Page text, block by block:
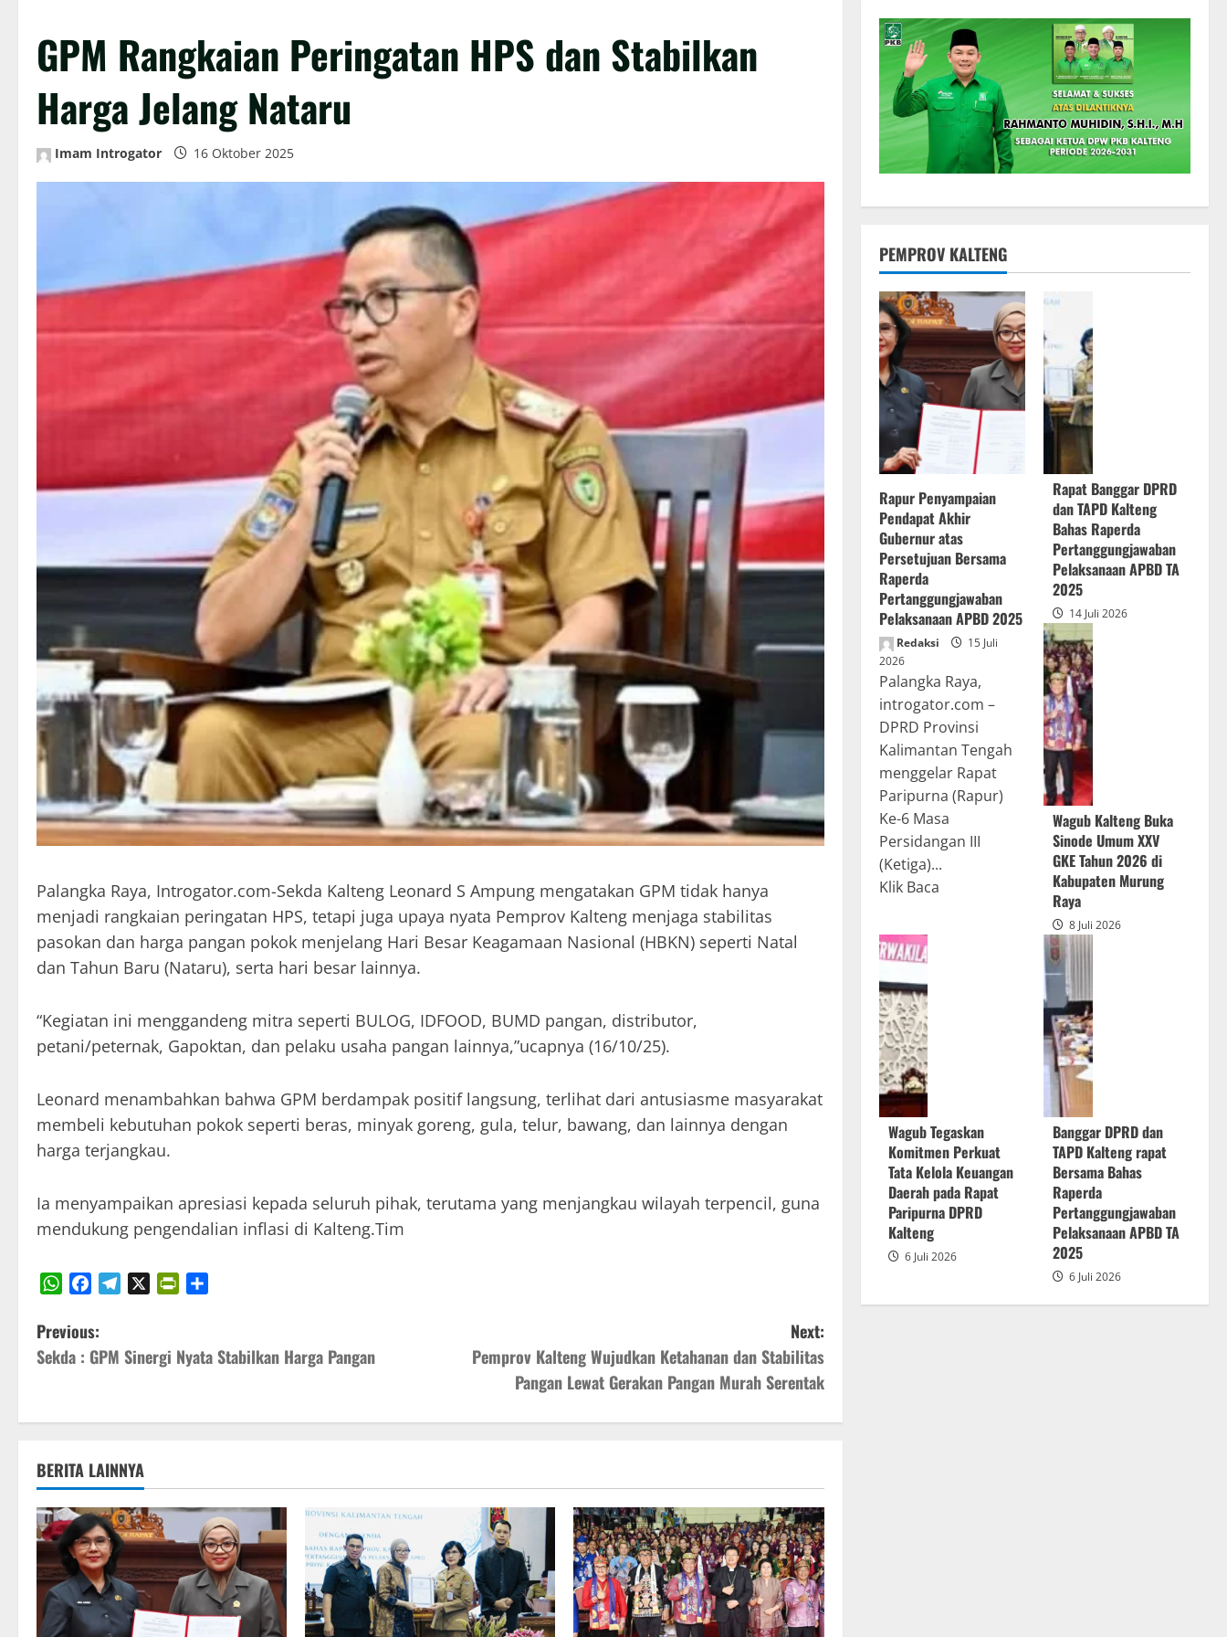
GPM Rangkaian Peringatan HPS dan Stabilkan
Harga Jelang Nataru
Imam Introgator 16 Oktober 2025
Palangka Raya, Introgator.com-Sekda Kalteng Leonard S Ampung mengatakan GPM tidak hanya
menjadi rangkaian peringatan HPS, tetapi juga upaya nyata Pemprov Kalteng menjaga stabilitas
pasokan dan harga pangan pokok menjelang Hari Besar Keagamaan Nasional (HBKN) seperti Natal
dan Tahun Baru (Nataru), serta hari besar lainnya.
“Kegiatan ini menggandeng mitra seperti BULOG, IDFOOD, BUMD pangan, distributor,
petani/peternak, Gapoktan, dan pelaku usaha pangan lainnya,”ucapnya (16/10/25).
Leonard menambahkan bahwa GPM berdampak positif langsung, terlihat dari antusiasme masyarakat
membeli kebutuhan pokok seperti beras, minyak goreng, gula, telur, bawang, dan lainnya dengan
harga terjangkau.
Ia menyampaikan apresiasi kepada seluruh pihak, terutama yang menjangkau wilayah terpencil, guna
mendukung pengendalian inflasi di Kalteng.Tim
P
o
s
n
a
v
Previous:
Sekda : GPM Sinergi Nyata Stabilkan Harga Pangan
Next:
Pemprov Kalteng Wujudkan Ketahanan dan Stabilitas
Pangan Lewat Gerakan Pangan Murah Serentak
BERITA LAINNYA
PEMPROV KALTENG
Rapur Penyampaian
Pendapat Akhir
Gubernur atas
Persetujuan Bersama
Raperda
Pertanggungjawaban
Pelaksanaan APBD 2025
Redaksi
15 Juli
2026
Palangka Raya,
introgator.com –
DPRD Provinsi
Kalimantan Tengah
menggelar Rapat
Paripurna (Rapur)
Ke-6 Masa
Persidangan III
(Ketiga)...
Klik BacaRead
Raperda
Pertanggungjawaban
Pelaksanaan
APBD
Rapat Banggar DPRD
dan TAPD Kalteng
Bahas Raperda
Pertanggungjawaban
Pelaksanaan APBD TA
2025
14 Juli 2026
Wagub Kalteng Buka
Sinode Umum XXV
GKE Tahun 2026 di
Kabupaten Murung
Raya
8 Juli 2026
Wagub Tegaskan
Komitmen Perkuat
Tata Kelola Keuangan
Daerah pada Rapat
Paripurna DPRD
Kalteng
6 Juli 2026
Banggar DPRD dan
TAPD Kalteng rapat
Bersama Bahas
Raperda
Pertanggungjawaban
Pelaksanaan APBD TA
2025
6 Juli 2026